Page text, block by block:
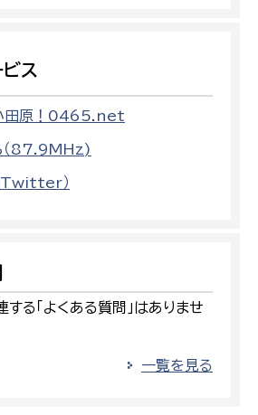
ス
田原！0465.net
（87.9MHz)
Twitter）
る「よくある質問」はありませ
一覧を見る